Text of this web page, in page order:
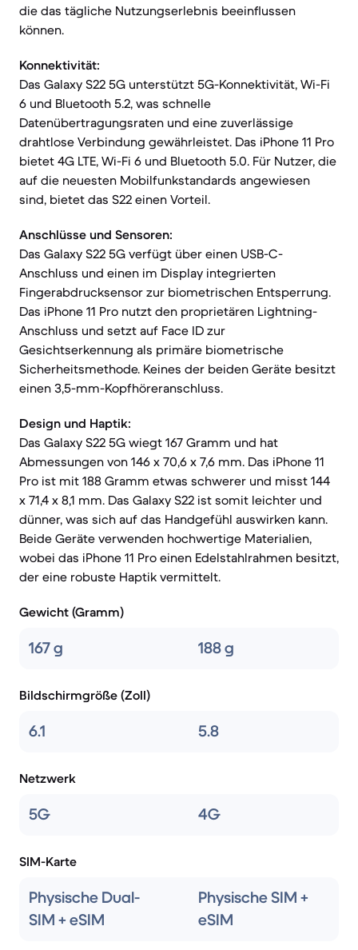
die das tägliche Nutzungserlebnis beeinflussen
können.
Konnektivität:
Das Galaxy S22 5G unterstützt 5G-Konnektivität, Wi-Fi
6 und Bluetooth 5.2, was schnelle
Datenübertragungsraten und eine zuverlässige
drahtlose Verbindung gewährleistet. Das iPhone 11 Pro
bietet 4G LTE, Wi-Fi 6 und Bluetooth 5.0. Für Nutzer, die
auf die neuesten Mobilfunkstandards angewiesen
sind, bietet das S22 einen Vorteil.
Anschlüsse und Sensoren:
Das Galaxy S22 5G verfügt über einen USB-C-
Anschluss und einen im Display integrierten
Fingerabdrucksensor zur biometrischen Entsperrung.
Das iPhone 11 Pro nutzt den proprietären Lightning-
Anschluss und setzt auf Face ID zur
Gesichtserkennung als primäre biometrische
Sicherheitsmethode. Keines der beiden Geräte besitzt
einen 3,5-mm-Kopfhöreranschluss.
Design und Haptik:
Das Galaxy S22 5G wiegt 167 Gramm und hat
Abmessungen von 146 x 70,6 x 7,6 mm. Das iPhone 11
Pro ist mit 188 Gramm etwas schwerer und misst 144
x 71,4 x 8,1 mm. Das Galaxy S22 ist somit leichter und
dünner, was sich auf das Handgefühl auswirken kann.
Beide Geräte verwenden hochwertige Materialien,
wobei das iPhone 11 Pro einen Edelstahlrahmen besitzt,
der eine robuste Haptik vermittelt.
Gewicht (Gramm)
167 g 188 g
Bildschirmgröße (Zoll)
6.1 5.8
Netzwerk
5G 4G
SIM-Karte
Physische Dual-
SIM + eSIM
Physische SIM +
eSIM